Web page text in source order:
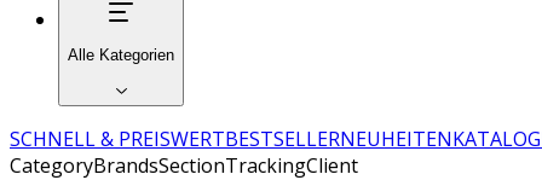
Alle Kategorien
SCHNELL & PREISWERTBESTSELLERNEUHEITENKATALOG
CategoryBrandsSectionTrackingClient